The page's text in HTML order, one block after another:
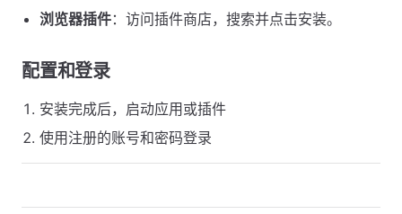
浏览器插件：访问插件商店，搜索并点击安装。
配置和登录
安装完成后，启动应用或插件
使用注册的账号和密码登录